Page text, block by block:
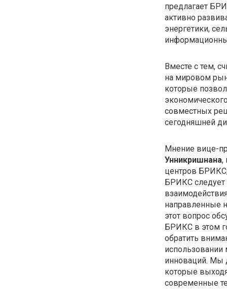
предлагает
активно
энергетики,
Вместе с тем,
на мировом
которые
совместных
сегодняшней
Мнение вице-
Унникришнана,
центров БРИКС,
БРИКС следует
направленные
этот вопрос
БРИКС в этом
обратить
инноваций. Мы
которые
современные